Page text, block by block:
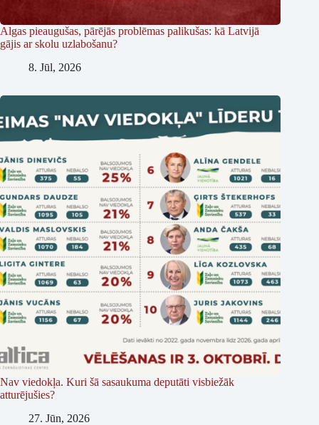
Algas pieaugušas, pārējās problēmas palikušas: kā Latvijā
gājis ar skolu uzlabošanu?
8. Jūl, 2026
Nav viedokļa. Kuri šā sasaukuma deputāti visbiežāk
atturējušies?
27. Jūn, 2026